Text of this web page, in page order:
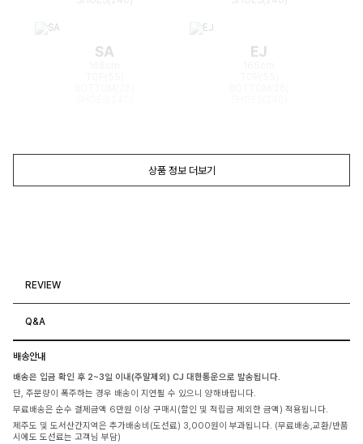
SA EJ
상품 정보 더보기
REVIEW
Q&A
배송안내
배송은 입금 확인 후 2~3일 이내(주말제외) CJ 대한통운으로 발송됩니다.
단, 주문량이 폭주하는 경우 배송이 지연될 수 있으니 양해바랍니다.
무료배송은 순수 결제금액 6만원 이상 구매시(할인 및 적립금 제외한 금액) 적용됩니다.
제주도 및 도서산간지역은 추가배송비(도선료) 3,000원이 부과됩니다. (무료배송,교환/반품
시에도 도선료는 고객님 부담)